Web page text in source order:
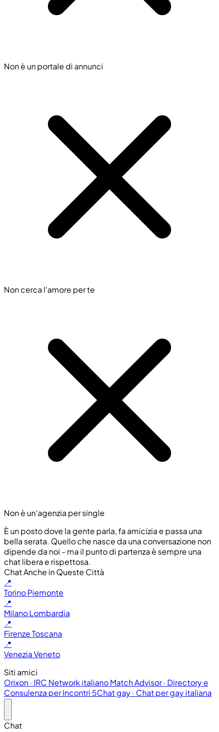
Non è un portale di annunci
Non cerca l'amore per te
Non è un'agenzia per single
È un posto dove la gente parla, fa amicizia e passa una
bella serata. Quello che nasce da una conversazione non
dipende da noi - ma il punto di partenza è sempre una
chat libera e rispettosa.
Chat Anche in Queste Città
📍
TorinoPiemonte
📍
MilanoLombardia
📍
FirenzeToscana
📍
VeneziaVeneto
Siti amici
Orixon· IRC Network italianoMatch Advisor· Directory e
Consulenza per Incontri 5Chat gay· Chat per gay italiana
Chat